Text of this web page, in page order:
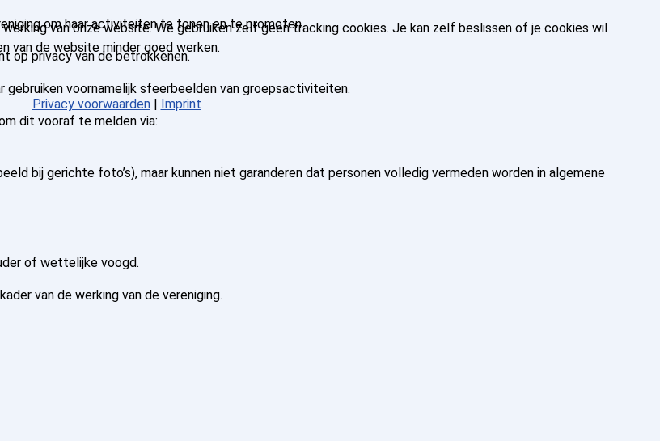
om haar activiteiten te tonen en te promoten.
op privacy van de betrokkenen.
voornamelijk sfeerbeelden van groepsactiviteiten.
dit vooraf te melden via:
bij gerichte foto’s), maar kunnen niet garanderen dat personen volledig vermeden worden in algemene
of wettelijke voogd.
van de werking van de vereniging.
van onze website. We gebruiken zelf geen tracking cookies. Je kan zelf beslissen of je cookies wil
van de website minder goed werken.
Privacy voorwaarden| Imprint